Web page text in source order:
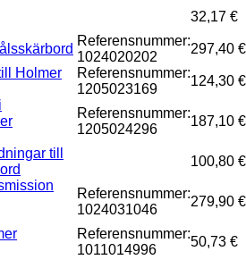
32,17 €
Referensnummer:
1024020202
297,40 €
Holmer
Referensnummer:
1205023169
124,30 €
Referensnummer:
1205024296
187,10 €
till
100,80 €
Referensnummer:
1024031046
279,90 €
Referensnummer:
1011014996
50,73 €